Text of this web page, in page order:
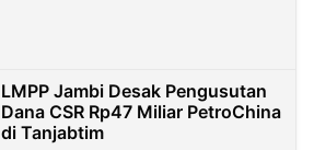
LMPP Jambi Desak Pengusutan
Dana CSR Rp47 Miliar PetroChina
di Tanjabtim